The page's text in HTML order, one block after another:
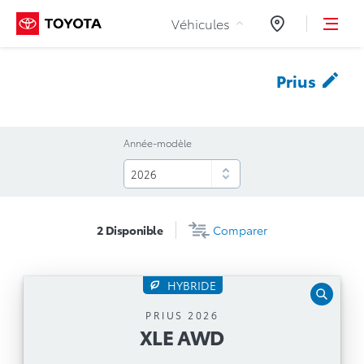
Aller au contenu
Véhicules
Prius
Année-modèle
2 Disponible Comparer
HYBRIDE
PRIUS 2026
XLE AWD
XLE AWD
Boîte automatique